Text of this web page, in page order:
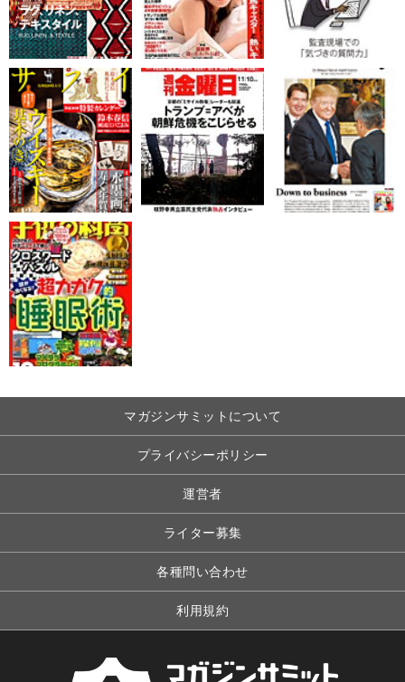
マガジンサミットについて
プライバシーポリシー
運営者
ライター募集
各種問い合わせ
利用規約